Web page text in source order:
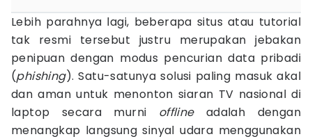
Lebih parahnya lagi, beberapa situs atau tutorial
tak resmi tersebut justru merupakan jebakan
penipuan dengan modus pencurian data pribadi
(phishing). Satu-satunya solusi paling masuk akal
dan aman untuk menonton siaran TV nasional di
laptop secara murni offlineadalah dengan
menangkap langsung sinyal udara menggunakan